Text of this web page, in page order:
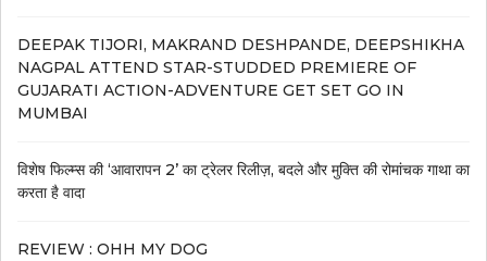
DEEPAK TIJORI, MAKRAND DESHPANDE, DEEPSHIKHA
NAGPAL ATTEND STAR-STUDDED PREMIERE OF
GUJARATI ACTION-ADVENTURE GET SET GO IN
MUMBAI
विशेष फिल्म्स की ‘आवारापन 2’ का ट्रेलर रिलीज़, बदले और मुक्ति की रोमांचक गाथा का
करता है वादा
REVIEW : OHH MY DOG